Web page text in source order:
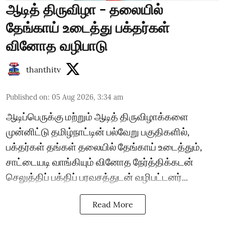
ஆடித் திருவிழா - தலையில்
தேங்காய் உடைத்து பக்தர்கள்
வினோத வழிபாடு
thanthitv
Published on: 05 Aug 2026, 3:34 am
ஆடிப்பெருக்கு மற்றும் ஆடித் திருவிழாக்களை
முன்னிட்டு தமிழ்நாட்டின் பல்வேறு பகுதிகளில்,
பக்தர்கள் தங்கள் தலையில் தேங்காய் உடைத்தும்,
சாட்டையடி வாங்கியும் வினோத நேர்த்திக்கடன்
செலுத்திப் பக்திப் பரவசத்துடன் வழிபட்டனர்...
Read More